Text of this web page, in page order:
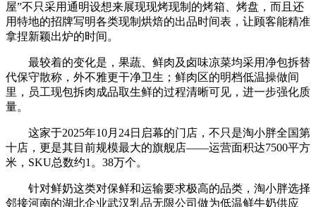
屋”不只采用通明设想来展现现烤现制的烤箱、烤盘，而且还
用特地的招牌写明各类现制烘焙的出品时间表，让顾客能精准
拿捏新颖出炉的时间。
最较着的变化是，果蔬、鲜肉及卤味凉菜均采用净包拆替
代保守散称，外不雅更干净卫生；鲜肉区的明档低温操做间
里，员工现包拆肉成品取生鲜的过程清晰可见，进一步强化质
量。
这家于2025年10月24日启幕的门店，不只是淘小胖全国第
十店，更是其目前规模最大的旗舰店——运营面积达7500平方
米，SKU总数约1。38万个。
针对鲜奶这类对保鲜和运输要求极高的品类，淘小胖选择
邻接河南的湖北企业武汉乳品无限公司做为低温鲜牛奶供应